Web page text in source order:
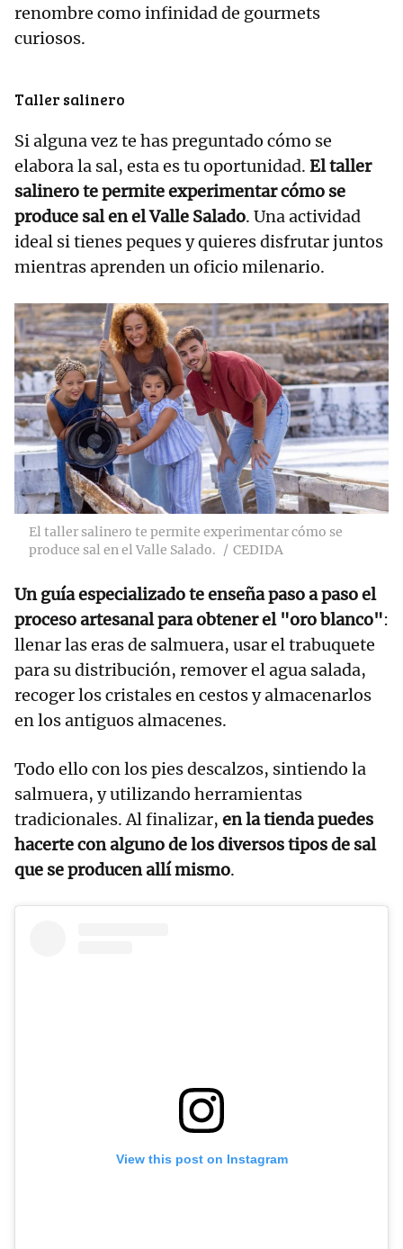
renombre como infinidad de gourmets
curiosos.
Taller salinero
Si alguna vez te has preguntado cómo se
elabora la sal, esta es tu oportunidad. El taller
salinero te permite experimentar cómo se
produce sal en el Valle Salado. Una actividad
ideal si tienes peques y quieres disfrutar juntos
mientras aprenden un oficio milenario.
El taller salinero te permite experimentar cómo se
produce sal en el Valle Salado.
CEDIDA
Un guía especializado te enseña paso a paso el
proceso artesanal para obtener el "oro blanco":
llenar las eras de salmuera, usar el trabuquete
para su distribución, remover el agua salada,
recoger los cristales en cestos y almacenarlos
en los antiguos almacenes.
Todo ello con los pies descalzos, sintiendo la
salmuera, y utilizando herramientas
tradicionales. Al finalizar, en la tienda puedes
hacerte con alguno de los diversos tipos de sal
que se producen allí mismo.
View this post on Instagram